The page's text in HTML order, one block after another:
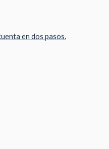
en dos pasos.